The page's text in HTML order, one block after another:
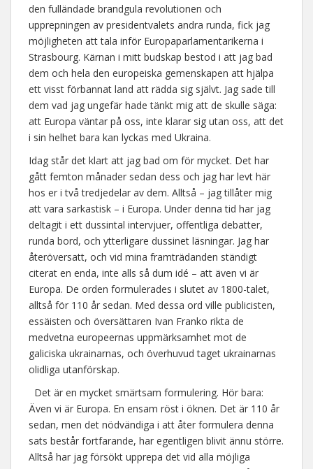
den fulländade brandgula revolutionen och
upprepningen av presidentvalets andra runda, fick jag
möjligheten att tala inför Europaparlamentarikerna i
Strasbourg. Kärnan i mitt budskap bestod i att jag bad
dem och hela den europeiska gemenskapen att hjälpa
ett visst förbannat land att rädda sig självt. Jag sade till
dem vad jag ungefär hade tänkt mig att de skulle säga:
att Europa väntar på oss, inte klarar sig utan oss, att det
i sin helhet bara kan lyckas med Ukraina.
Idag står det klart att jag bad om för mycket. Det har
gått femton månader sedan dess och jag har levt här
hos er i två tredjedelar av dem. Alltså – jag tillåter mig
att vara sarkastisk – i Europa. Under denna tid har jag
deltagit i ett dussintal intervjuer, offentliga debatter,
runda bord, och ytterligare dussinet läsningar. Jag har
återöversatt, och vid mina framträdanden ständigt
citerat en enda, inte alls så dum idé – att även vi är
Europa. De orden formulerades i slutet av 1800-talet,
alltså för 110 år sedan. Med dessa ord ville publicisten,
essäisten och översättaren Ivan Franko rikta de
medvetna europeernas uppmärksamhet mot de
galiciska ukrainarnas, och överhuvud taget ukrainarnas
olidliga utanförskap.
Det är en mycket smärtsam formulering. Hör bara:
Även vi är Europa. En ensam röst i öknen. Det är 110 år
sedan, men det nödvändiga i att åter formulera denna
sats består fortfarande, har egentligen blivit ännu större.
Alltså har jag försökt upprepa det vid alla möjliga